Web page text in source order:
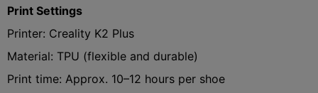
Print Settings
Printer: Creality K2 Plus
Material: TPU (flexible and durable)
Print time: Approx. 10–12 hours per shoe